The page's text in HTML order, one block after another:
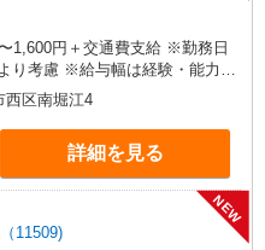
1,600円＋交通費支給 ※勤務日
は経験・能力に
西区南堀江4
詳細を見る
11509)
NEW